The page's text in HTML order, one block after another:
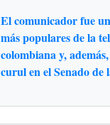
El comunicador fue
más populares de la
colombiana y,
curul en el Senado de